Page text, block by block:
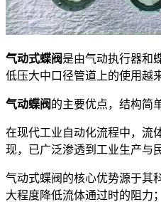
气动式蝶阀是由气动执行器和
低压大中口径管道上的使用越
气动蝶阀的主要优点，结构简
在现代工业自动化流程中，流
现，已广泛渗透到工业生产与
气动式蝶阀的核心优势源于其
大程度降低流体通过时的阻力